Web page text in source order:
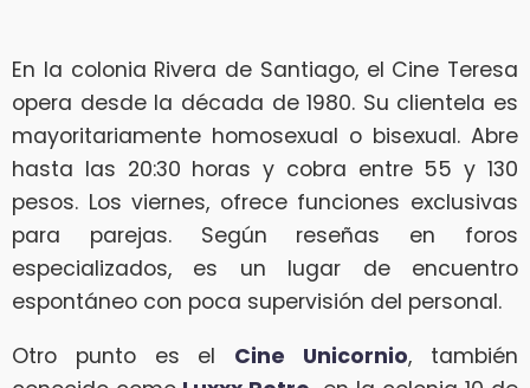
En la colonia Rivera de Santiago, el Cine Teresa
opera desde la década de 1980. Su clientela es
mayoritariamente homosexual o bisexual. Abre
hasta las 20:30 horas y cobra entre 55 y 130
pesos. Los viernes, ofrece funciones exclusivas
para parejas. Según reseñas en foros
especializados, es un lugar de encuentro
espontáneo con poca supervisión del personal.
Otro punto es el Cine Unicornio, también